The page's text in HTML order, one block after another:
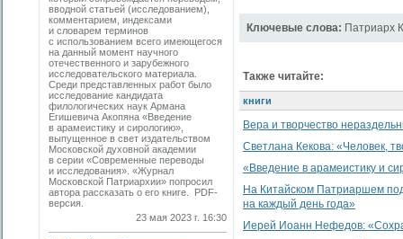
вводной статьей (исследованием),
комментарием, индексами
и словарем терминов
с использованием всего имеющегося
на данный момент научного
отечественного и зарубежного
исследовательского материала.
Среди представленных работ было
исследование кандидата
филологических наук Армана
Егишевича Акопяна «Введение
в арамеистику и сирологию»,
выпущенное в свет издательством
Московской духовной академии
в серии «Современные переводы
и исследования». «Журнал
Московской Патриархии» попросил
автора рассказать о его книге. PDF-
версия.
23 мая 2023 г. 16:30
Ключевые слова: Патриарх
Также читайте:
книги
Вера и творчество
Светлана Кекова: «Человек,
«Введение в арамеистику и
На Китайском Патриаршем
на каждый день года»
Иерей Иоанн Нефедов: